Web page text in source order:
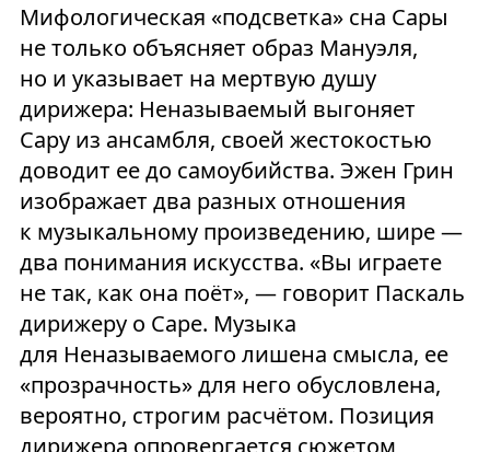
Мифологическая «подсветка» сна Сары
не только объясняет образ Мануэля,
но и указывает на мертвую душу
дирижера: Неназываемый выгоняет
Сару из ансамбля, своей жестокостью
доводит ее до самоубийства. Эжен Грин
изображает два разных отношения
к музыкальному произведению, шире —
два понимания искусства. «Вы играете
не так, как она поёт», — говорит Паскаль
дирижеру о Саре. Музыка
для Неназываемого лишена смысла, ее
«прозрачность» для него обусловлена,
вероятно, строгим расчётом. Позиция
дирижера опровергается сюжетом